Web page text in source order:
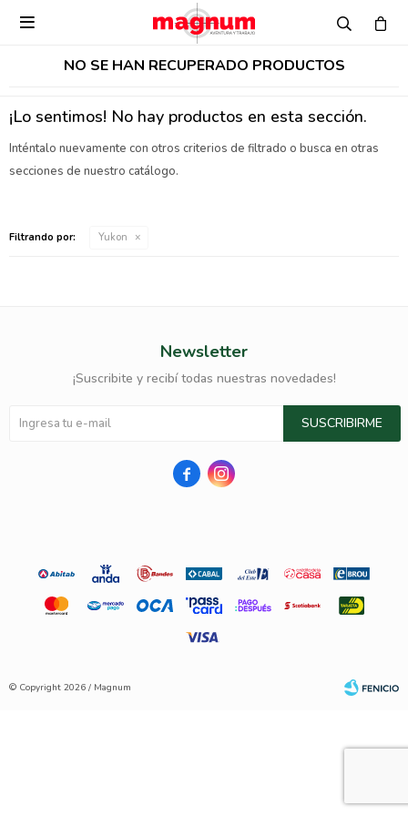

NO SE HAN RECUPERADO PRODUCTOS
¡Lo sentimos! No hay productos en esta sección.
Inténtalo nuevamente con otros criterios de filtrado o busca en otras
secciones de nuestro catálogo.
Filtrando por: Yukon
Newsletter
¡Suscribite y recibí todas nuestras novedades!
SUSCRIBIRME
 
© Copyright 2026 / Magnum